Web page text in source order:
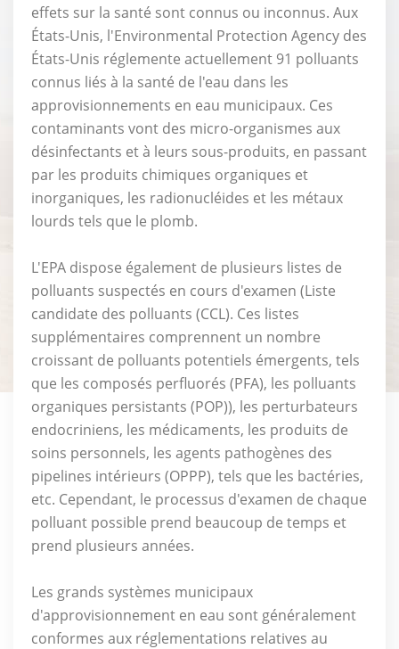
effets sur la santé sont connus ou inconnus. Aux
États-Unis, l'Environmental Protection Agency des
États-Unis réglemente actuellement 91 polluants
connus liés à la santé de l'eau dans les
approvisionnements en eau municipaux. Ces
contaminants vont des micro-organismes aux
désinfectants et à leurs sous-produits, en passant
par les produits chimiques organiques et
inorganiques, les radionucléides et les métaux
lourds tels que le plomb.
L'EPA dispose également de plusieurs listes de
polluants suspectés en cours d'examen (Liste
candidate des polluants (CCL). Ces listes
supplémentaires comprennent un nombre
croissant de polluants potentiels émergents, tels
que les composés perfluorés (PFA), les polluants
organiques persistants (POP)), les perturbateurs
endocriniens, les médicaments, les produits de
soins personnels, les agents pathogènes des
pipelines intérieurs (OPPP), tels que les bactéries,
etc. Cependant, le processus d'examen de chaque
polluant possible prend beaucoup de temps et
prend plusieurs années.
Les grands systèmes municipaux
d'approvisionnement en eau sont généralement
conformes aux réglementations relatives au